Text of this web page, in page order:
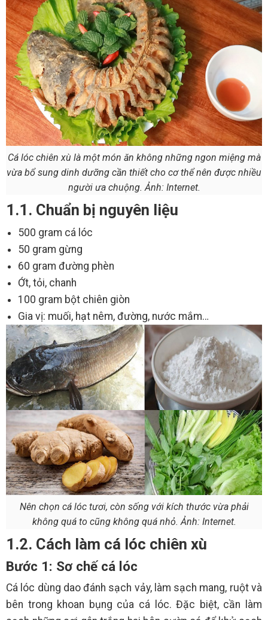
Cá lóc chiên xù là một món ăn không những ngon miệng mà
vừa bổ sung dinh dưỡng cần thiết cho cơ thể nên được nhiều
người ưa chuộng. Ảnh: Internet.
1.1. Chuẩn bị nguyên liệu
500 gram cá lóc
50 gram gừng
60 gram đường phèn
Ớt, tỏi, chanh
100 gram bột chiên giòn
Gia vị: muối, hạt nêm, đường, nước mắm…
Nên chọn cá lóc tươi, còn sống với kích thước vừa phải
không quá to cũng không quá nhỏ. Ảnh: Internet.
1.2. Cách làm cá lóc chiên xù
Bước 1: Sơ chế cá lóc
Cá lóc dùng dao đánh sạch vảy, làm sạch mang, ruột và
bên trong khoan bụng của cá lóc. Đặc biệt, cần làm